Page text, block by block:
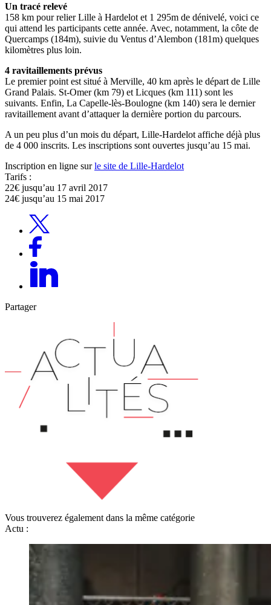
Un tracé relevé
158 km pour relier Lille à Hardelot et 1 295m de dénivelé, voici ce
qui attend les participants cette année. Avec, notamment, la côte de
Quercamps (184m), suivie du Ventus d’Alembon (181m) quelques
kilomètres plus loin.
4 ravitaillements prévus
Le premier point est situé à Merville, 40 km après le départ de Lille
Grand Palais. St-Omer (km 79) et Licques (km 111) sont les
suivants. Enfin, La Capelle-lès-Boulogne (km 140) sera le dernier
ravitaillement avant d’attaquer la dernière portion du parcours.
A un peu plus d’un mois du départ, Lille-Hardelot affiche déjà plus
de 4 000 inscrits. Les inscriptions sont ouvertes jusqu’au 15 mai.
Inscription en ligne surle site de Lille-Hardelot
Tarifs :
22€ jusqu’au 17 avril 2017
24€ jusqu’au 15 mai 2017
Partager
Vous trouverez également dans la même catégorie
Actu :